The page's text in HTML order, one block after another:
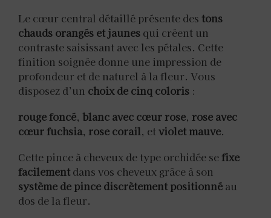
Le cœur central détaillé présente des tons
chauds orangés et jaunes qui créent un
contraste saisissant avec les pétales. Cette
finition soignée donne une impression de
profondeur et de naturel à la fleur. Vous
disposez d’un choix de cinq coloris :
rouge foncé, blanc avec cœur rose, rose avec
cœur fuchsia, rose corail, etviolet mauve.
Cette pince à cheveux de type orchidée sefixe
facilement dans vos cheveux grâce à son
système de pince discrètement positionné au
dos de la fleur.